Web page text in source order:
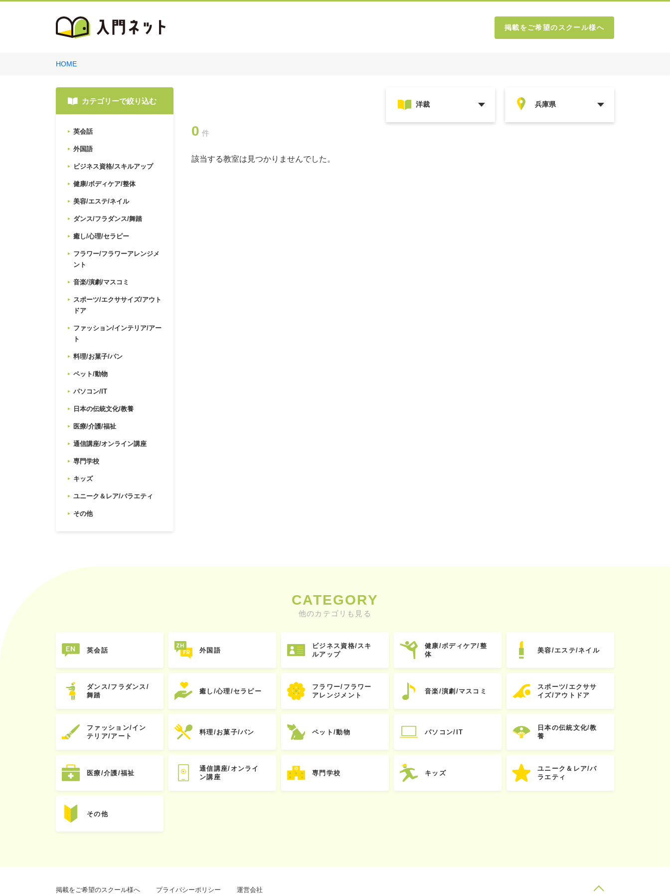
掲載をご希望のスクール様へ
HOME
カテゴリーで絞り込む
英会話
外国語
ビジネス資格/スキルアップ
健康/ボディケア/整体
美容/エステ/ネイル
ダンス/フラダンス/舞踏
癒し/心理/セラピー
フラワー/フラワーアレンジメ
ント
音楽/演劇/マスコミ
スポーツ/エクササイズ/アウト
ドア
ファッション/インテリア/アー
ト
料理/お菓子/パン
ペット/動物
パソコン/IT
日本の伝統文化/教養
医療/介護/福祉
通信講座/オンライン講座
専門学校
キッズ
ユニーク＆レア/バラエティ
その他
0 件
該当する教室は見つかりませんでした。
CATEGORY
他のカテゴリも見る
英会話 外国語
ビジネス資格/スキ
ルアップ
健康/ボディケア/整
体
美容/エステ/ネイル
ダンス/フラダンス/
舞踏
癒し/心理/セラピー
フラワー/フラワー
アレンジメント
音楽/演劇/マスコミ
スポーツ/エクササ
イズ/アウトドア
ファッション/イン
テリア/アート
料理/お菓子/パン ペット/動物 パソコン/IT
日本の伝統文化/教
養
医療/介護/福祉
通信講座/オンライ
ン講座
専門学校 キッズ
ユニーク＆レア/バ
ラエティ
その他
掲載をご希望のスクール様へ プライバシーポリシー 運営会社